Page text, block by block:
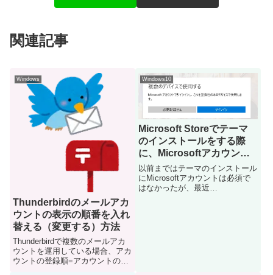
関連記事
Windows
Thunderbirdのメールアカ
ウントの表示の順番を入れ
替える（変更する）方法
Thunderbirdで複数のメールアカ
ウントを運用している場合、アカ
ウントの登録順=アカウントの表
Windows10
Microsoft Storeでテーマ
のインストールをする際
に、Microsoftアカウント
のサインインが必要になっ
た
以前まではテーマのインストール
にMicrosoftアカウントは必須で
はなかったが、最近